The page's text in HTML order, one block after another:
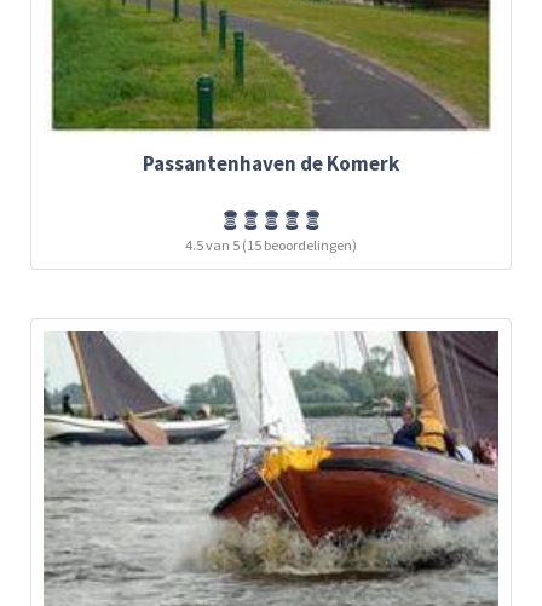
Passantenhaven de Komerk
4.5 van 5 (15 beoordelingen)